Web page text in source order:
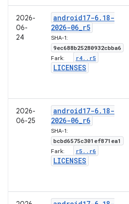
2026-
06-
24
android17-6. 18-
2026-06_r5
SHA-1:
9ec688b25280932cbba6
Fark: r4. . r5
LICENSES
2026-
06-25
android17-6. 18-
2026-06_r6
SHA-1:
bcbd6575c301ef871ea1
Fark: r5 . . r6
LICENSES